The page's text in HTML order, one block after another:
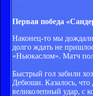
Первая победа
Наконец-то мы
долго ждать не
«Ньюкаслом». Матч
Быстрый гол забили
Дебюши. Казалось, что
великолепный удар, с